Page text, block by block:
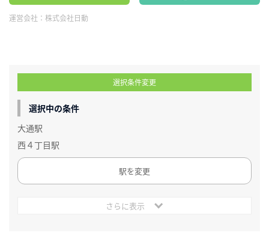
運営会社： 株式会社日動
選択条件変更
選択中の条件
大通駅
西４丁目駅
駅を変更
さらに表示